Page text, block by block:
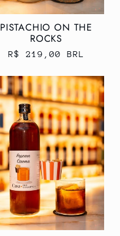
PISTACHIO ON THE
ROCKS
Preço
R$ 219,00 BRL